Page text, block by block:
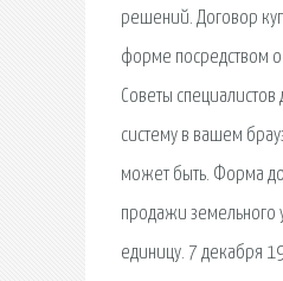
решений. Договор
форме посредством
Советы специалистов
систему в вашем
может быть. Форма
продажи земельного
единицу. 7 декабря